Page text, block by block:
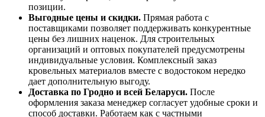
позиции.
Выгодные цены и скидки. Прямая работа с
поставщиками позволяет поддерживать конкурентные
цены без лишних наценок. Для строительных
организаций и оптовых покупателей предусмотрены
индивидуальные условия. Комплексный заказ
кровельных материалов вместе с водостоком нередко
дает дополнительную выгоду.
Доставка по Гродно и всей Беларуси. После
оформления заказа менеджер согласует удобные сроки и
способ доставки. Работаем как с частными